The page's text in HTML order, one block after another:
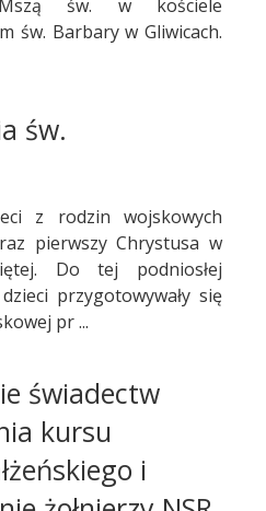
św. w kościele
św. Barbary w Gliwicach.
św.
z rodzin wojskowych
pierwszy Chrystusa w
Do tej podniosłej
przygotowywały się
pr ...
świadectw
kursu
i